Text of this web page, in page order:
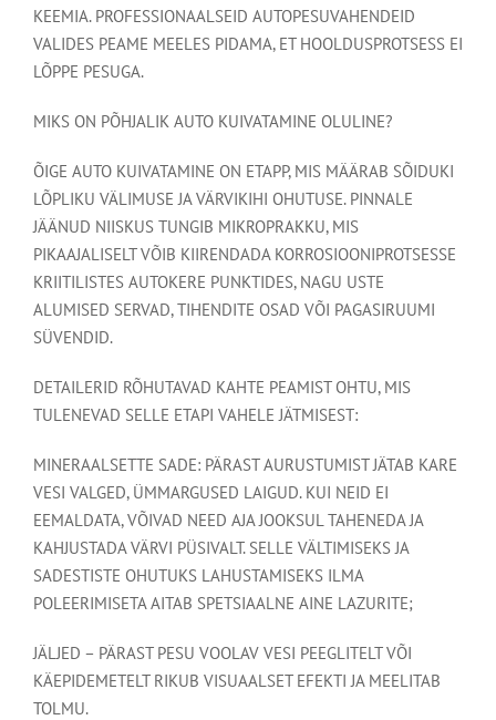
KEEMIA. PROFESSIONAALSEID AUTOPESUVAHENDEID
VALIDES PEAME MEELES PIDAMA, ET HOOLDUSPROTSESS EI
LÕPPE PESUGA.
MIKS ON PÕHJALIK AUTO KUIVATAMINE OLULINE?
ÕIGE AUTO KUIVATAMINE ON ETAPP, MIS MÄÄRAB SÕIDUKI
LÕPLIKU VÄLIMUSE JA VÄRVIKIHI OHUTUSE. PINNALE
JÄÄNUD NIISKUS TUNGIB MIKROPRAKKU, MIS
PIKAAJALISELT VÕIB KIIRENDADA KORROSIOONIPROTSESSE
KRIITILISTES AUTOKERE PUNKTIDES, NAGU USTE
ALUMISED SERVAD, TIHENDITE OSAD VÕI PAGASIRUUMI
SÜVENDID.
DETAILERID RÕHUTAVAD KAHTE PEAMIST OHTU, MIS
TULENEVAD SELLE ETAPI VAHELE JÄTMISEST:
MINERAALSETTE SADE: PÄRAST AURUSTUMIST JÄTAB KARE
VESI VALGED, ÜMMARGUSED LAIGUD. KUI NEID EI
EEMALDATA, VÕIVAD NEED AJA JOOKSUL TAHENEDA JA
KAHJUSTADA VÄRVI PÜSIVALT. SELLE VÄLTIMISEKS JA
SADESTISTE OHUTUKS LAHUSTAMISEKS ILMA
POLEERIMISETA AITAB SPETSIAALNE AINE LAZURITE;
JÄLJED – PÄRAST PESU VOOLAV VESI PEEGLITELT VÕI
KÄEPIDEMETELT RIKUB VISUAALSET EFEKTI JA MEELITAB
TOLMU.